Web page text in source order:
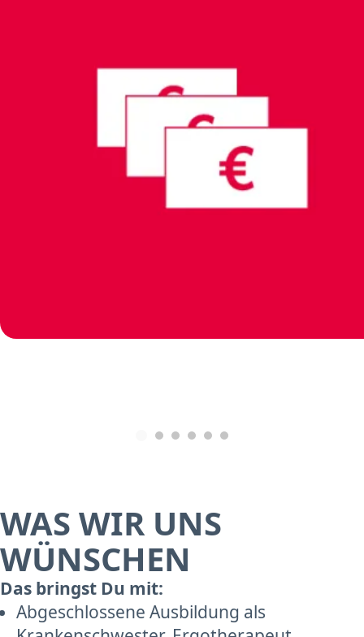
WAS WIR UNS
WÜNSCHEN
Das bringst Du mit:
Abgeschlossene Ausbildung als